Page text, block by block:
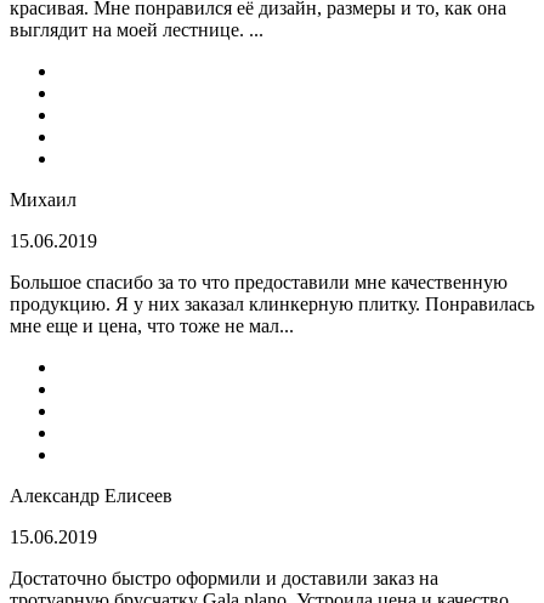
красивая. Мне понравился её дизайн, размеры и то, как она
выглядит на моей лестнице. ...
Михаил
15.06.2019
Большое спасибо за то что предоставили мне качественную
продукцию. Я у них заказал клинкерную плитку. Понравилась
мне еще и цена, что тоже не мал...
Александр Елисеев
15.06.2019
Достаточно быстро оформили и доставили заказ на